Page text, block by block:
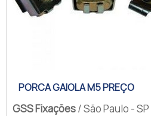
PORCA GAIOLA M5 PREÇO
GSS Fixações/ São Paulo - SP